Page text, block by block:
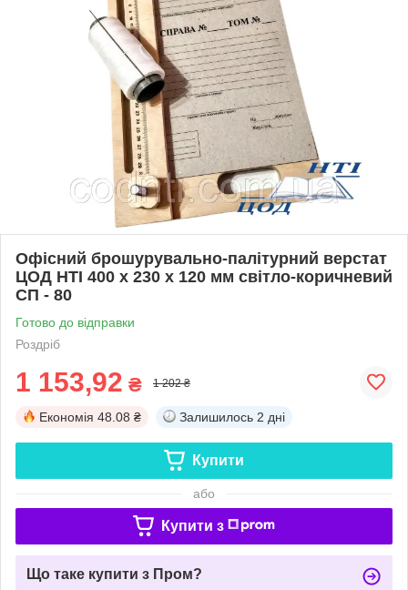
Офісний брошурувально-палітурний верстат
ЦОД НТІ 400 х 230 х 120 мм світло-коричневий
СП - 80
Готово до відправки
Роздріб
1 153,92 ₴ 1 202 ₴
Економія 48.08 ₴ Залишилось 2 дні
Купити
або
Купити з
Що таке купити з Пром?